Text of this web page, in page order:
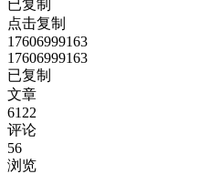
已复制
点击复制
17606999163
17606999163
已复制
文章
6122
评论
56
浏览